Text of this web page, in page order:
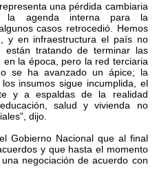
una pérdida cambiaria
la agenda interna para la
casos retrocedió. Hemos
y en infraestructura el país no
tratando de terminar las
la época, pero la red terciaria
se ha avanzado un ápice; la
insumos sigue incumplida, el
y a espaldas de la realidad
salud y vivienda no
dijo.
Gobierno Nacional que al final
y que hasta el momento
negociación de acuerdo con